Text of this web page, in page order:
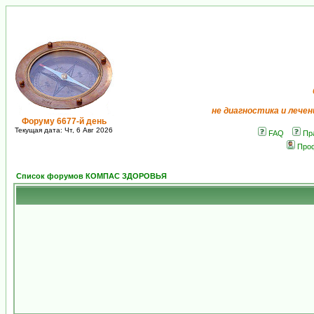
Форуму 6677-й день
Текущая дата: Чт, 6 Авг 2026
не диагностика и
FAQ
Список форумов КОМПАС ЗДОРОВЬЯ